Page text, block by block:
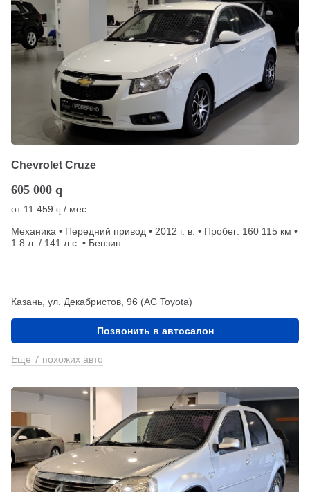
Chevrolet Cruze
605 000 q
от 11 459 q / мес.
Механика • Передний привод • 2012 г. в. • Пробег: 160 115 км •
1.8 л. / 141 л.с. • Бензин
Казань, ул. Декабристов, 96 (АС Toyota)
Позвонить в автосалон
Еще 7 похожих авто